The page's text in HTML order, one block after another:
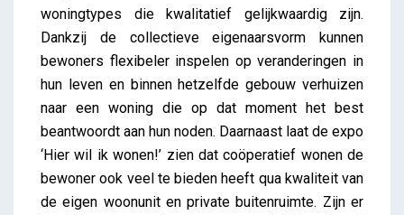
woningtypes die kwalitatief gelijkwaardig zijn.
Dankzij de collectieve eigenaarsvorm kunnen
bewoners flexibeler inspelen op veranderingen in
hun leven en binnen hetzelfde gebouw verhuizen
naar een woning die op dat moment het best
beantwoordt aan hun noden. Daarnaast laat de expo
‘Hier wil ik wonen!’ zien dat coöperatief wonen de
bewoner ook veel te bieden heeft qua kwaliteit van
de eigen woonunit en private buitenruimte. Zijn er